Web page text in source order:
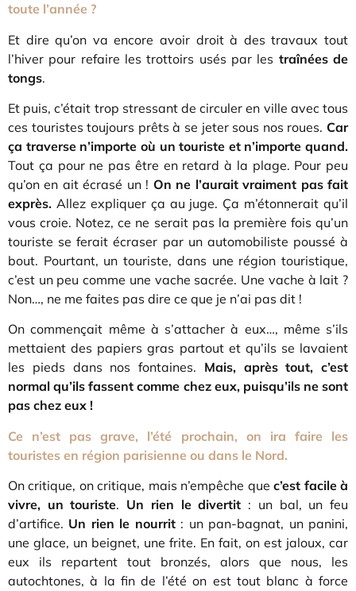
toute l’année ?
Et dire qu’on va encore avoir droit à des travaux tout
l’hiver pour refaire les trottoirs usés par les traînées de
tongs.
Et puis, c’était trop stressant de circuler en ville avec tous
ces touristes toujours prêts à se jeter sous nos roues. Car
ça traverse n’importe où un touriste et n’importe quand.
Tout ça pour ne pas être en retard à la plage. Pour peu
qu’on en ait écrasé un ! On ne l’aurait vraiment pas fait
exprès. Allez expliquer ça au juge. Ça m’étonnerait qu’il
vous croie. Notez, ce ne serait pas la première fois qu’un
touriste se ferait écraser par un automobiliste poussé à
bout. Pourtant, un touriste, dans une région touristique,
c’est un peu comme une vache sacrée. Une vache à lait ?
Non…, ne me faites pas dire ce que je n’ai pas dit !
On commençait même à s’attacher à eux…, même s’ils
mettaient des papiers gras partout et qu’ils se lavaient
les pieds dans nos fontaines. Mais, après tout, c’est
normal qu’ils fassent comme chez eux, puisqu’ils ne sont
pas chez eux !
Ce n’est pas grave, l’été prochain, on ira faire les
touristes en région parisienne ou dans le Nord.
On critique, on critique, mais n’empêche quec’est facile à
vivre, un touriste. Un rien le divertit : un bal, un feu
d’artifice. Un rien le nourrit: un pan-bagnat, un panini,
une glace, un beignet, une frite. En fait, on est jaloux, car
eux ils repartent tout bronzés, alors que nous, les
autochtones, à la fin de l’été on est tout blanc à force